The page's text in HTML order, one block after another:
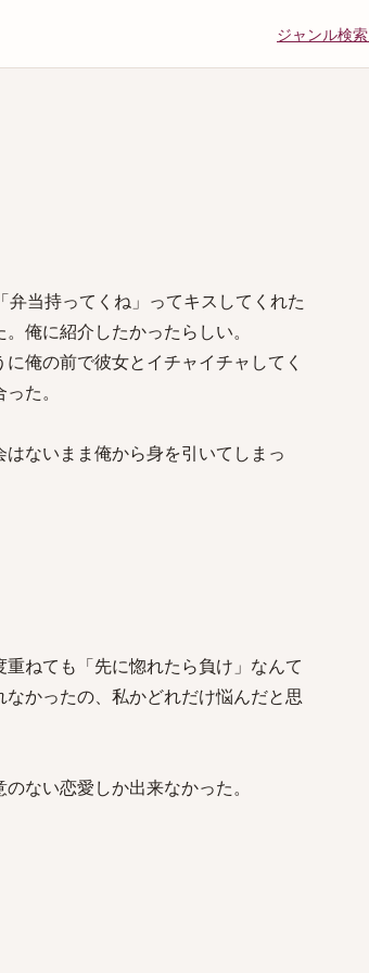
ジャンル検索
当持ってくね」ってキスしてくれた
俺に紹介したかったらしい。
俺の前で彼女とイチャイチャしてく
た。
ないまま俺から身を引いてしまっ
ねても「先に惚れたら負け」なんて
かったの、私かどれだけ悩んだと思
ない恋愛しか出来なかった。